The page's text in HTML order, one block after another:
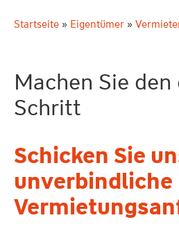
Startseite » Eigentümer »
Machen Sie
Schritt
Schicken Sie
unverbindliche